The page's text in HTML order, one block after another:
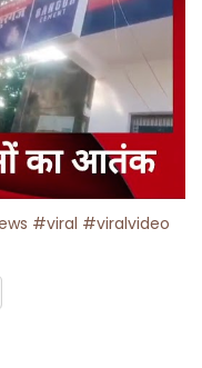
#viral #viralvideo